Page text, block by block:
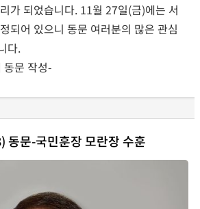
가 되었습니다. 11월 27일(금)에는 서
되어 있으니 동문 여러분의 많은 관심
다.
동문 작성-
동문-국민훈장 모란장 수훈